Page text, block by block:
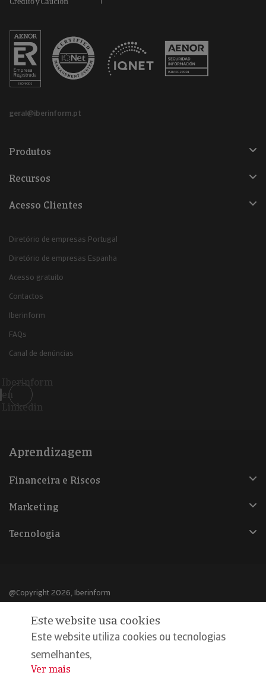
geral@iberinform.pt
Produtos
Recursos
Acesso Clientes
Diretório de empresas Portugal
Diretório de empresas Espanha
Acesso gratuito
Contactos
Iberinform
FAQs
Canal de denúncias
Iberinform
en
Linkedin
Aprendizagem
Financeira e Riscos
Marketing
Tecnologia
@Copyright 2026, Iberinform
Aviso legal
Política de cookies
Declaração de privacidade
Este website usa cookies
Este website utiliza cookies ou tecnologias
semelhantes,
...
Ver mais